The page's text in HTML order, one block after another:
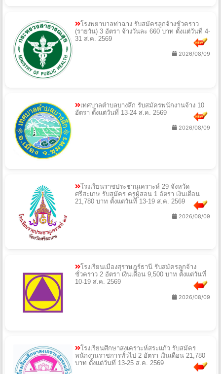
โรงพยาบาลท่าฉาง รับสมัครลูกจ้างชั่วคราว
(รายวัน) 3 อัตรา จ้างวันละ 660 บาท ตั้งแต่วันที่ 4-
31 ส.ค. 2569
2026/08/09
เทศบาลตำบลบางลึก รับสมัครพนักงานจ้าง 10
อัตรา ตั้งแต่วันที่ 13-24 ส.ค. 2569
2026/08/09
โรงเรียนราชประชานุเคราะห์ 29 จังหวัด
ศรีสะเกษ รับสมัคร ครูผู้สอน 1 อัตรา เงินเดือน
21,780 บาท ตั้งแต่วันที่ 13-19 ส.ค. 2569
2026/08/09
โรงเรียนเมืองสุราษฎร์ธานี รับสมัครลูกจ้าง
ชั่วคราว 2 อัตรา เงินเดือน 9,500 บาท ตั้งแต่วันที่
10-19 ส.ค. 2569
2026/08/09
โรงเรียนศึกษาสงเคราะห์สระแก้ว รับสมัคร
พนักงานราชการทั่วไป 2 อัตรา เงินเดือน 21,780
บาท ตั้งแต่วันที่ 13-25 ส.ค. 2569